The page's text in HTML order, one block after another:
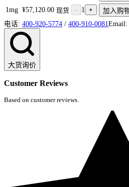
1mg ¥57,120.00 现货 - 1 +
加入购
电话: 400-920-5774 / 400-910-0081 Email:
大货询价
Customer Reviews
Based on customer reviews.